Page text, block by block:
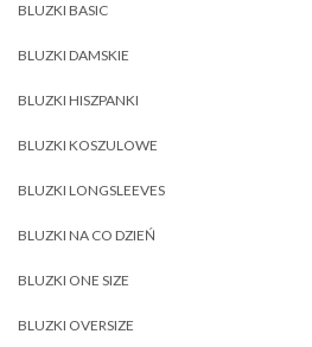
BLUZKI BASIC
BLUZKI DAMSKIE
BLUZKI HISZPANKI
BLUZKI KOSZULOWE
BLUZKI LONGSLEEVES
BLUZKI NA CO DZIEŃ
BLUZKI ONE SIZE
BLUZKI OVERSIZE